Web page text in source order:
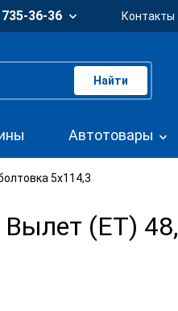
735-36-36 Контакты
Найти
Автотовары
5x114,3
(ET) 48,